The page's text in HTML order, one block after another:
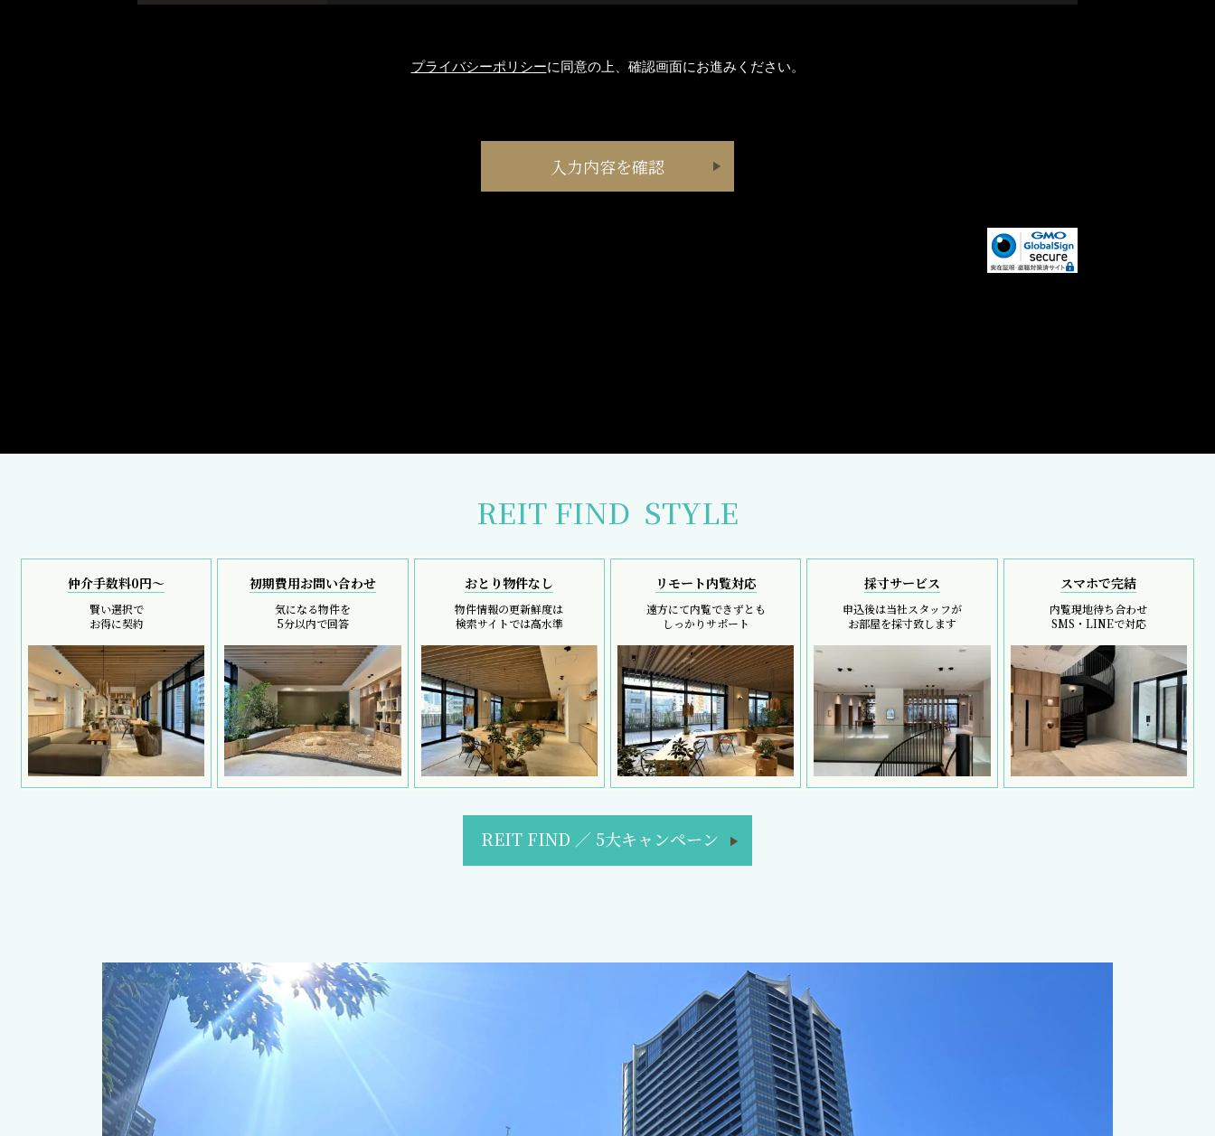
プライバシーポリシーに同意の上、確認画面にお進みください。
REIT FIND STYLE
仲介手数料0円～
賢い選択で
お得に契約
初期費用お問い合わせ
気になる物件を
5分以内で回答
おとり物件なし
物件情報の更新鮮度は
検索サイトでは高水準
リモート内覧対応
遠方にて内覧できずとも
しっかりサポート
採寸サービス
申込後は当社スタッフが
お部屋を採寸致します
スマホで完結
内覧現地待ち合わせ
SMS・LINEで対応
REIT FIND ／ 5大キャンペーン